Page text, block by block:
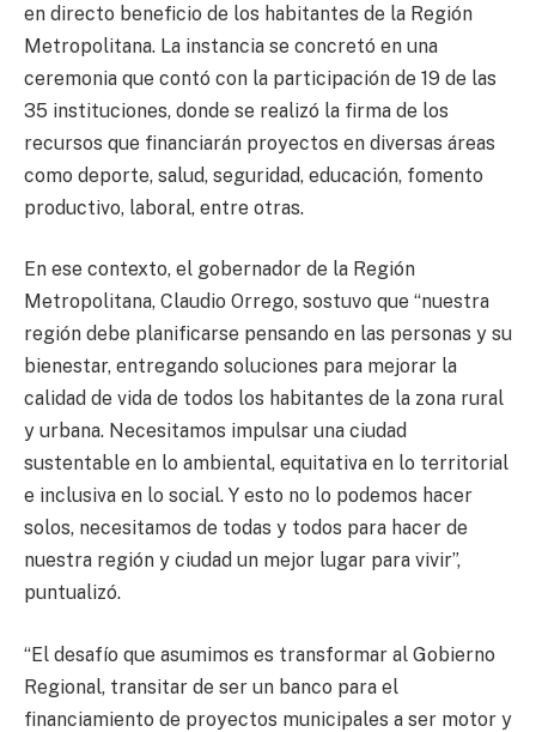
en directo beneficio de los habitantes de la Región
Metropolitana. La instancia se concretó en una
ceremonia que contó con la participación de 19 de las
35 instituciones, donde se realizó la firma de los
recursos que financiarán proyectos en diversas áreas
como deporte, salud, seguridad, educación, fomento
productivo, laboral, entre otras.
En ese contexto, el gobernador de la Región
Metropolitana, Claudio Orrego, sostuvo que “nuestra
región debe planificarse pensando en las personas y su
bienestar, entregando soluciones para mejorar la
calidad de vida de todos los habitantes de la zona rural
y urbana. Necesitamos impulsar una ciudad
sustentable en lo ambiental, equitativa en lo territorial
e inclusiva en lo social. Y esto no lo podemos hacer
solos, necesitamos de todas y todos para hacer de
nuestra región y ciudad un mejor lugar para vivir”,
puntualizó.
“El desafío que asumimos es transformar al Gobierno
Regional, transitar de ser un banco para el
financiamiento de proyectos municipales a ser motor y